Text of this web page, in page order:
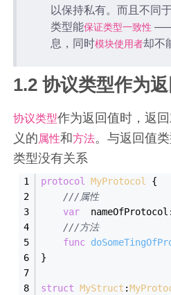
以保持私有。而且不同
类型能保证类型一致性
息，同时模块使用者却不
1.2 协议类型作为
协议类型作为返回值时，返
义的属性和方法。与返回值
类型没有关系
protocol MyProtocol
{
///属性
var
  nameOfProtocol:
///方法
func
}
struct MyStruct :